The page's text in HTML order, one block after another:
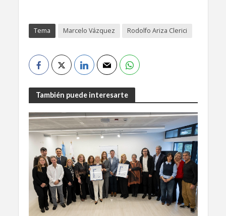
Tema Marcelo Vázquez Rodolfo Ariza Clerici
También puede interesarte